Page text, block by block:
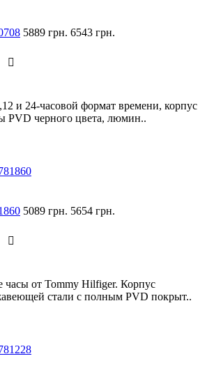
5889 грн. 6543 грн.
и 24-часовой формат времени, корпус
PVD черного цвета, люмин..
5089 грн. 5654 грн.
часы от Tommy Hilfiger. Корпус
стали с полным PVD покрыт..